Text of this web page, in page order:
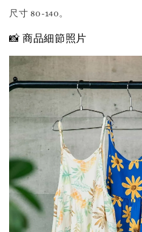
尺寸 80-140。
📸 商品細節照片